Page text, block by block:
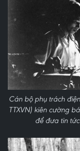
Cán bộ phụ trách
TTXVN) kiên cường
để đưa tin tức